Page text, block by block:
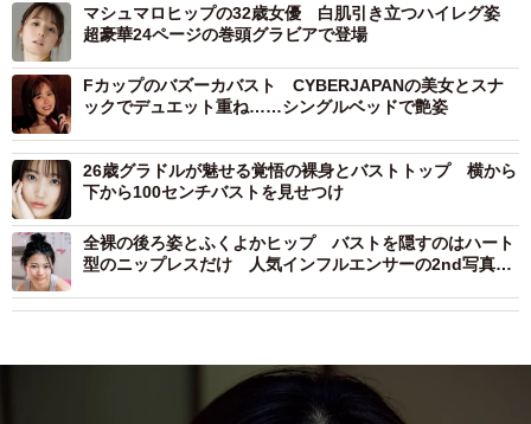
マシュマロヒップの32歳女優 白肌引き立つハイレグ姿
超豪華24ページの巻頭グラビアで登場
Fカップのバズーカバスト CYBERJAPANの美女とスナ
ックでデュエット重ね……シングルベッドで艶姿
26歳グラドルが魅せる覚悟の裸身とバストトップ 横から
下から100センチバストを見せつけ
全裸の後ろ姿とふくよかヒップ バストを隠すのはハート
型のニップレスだけ 人気インフルエンサーの2nd写真集